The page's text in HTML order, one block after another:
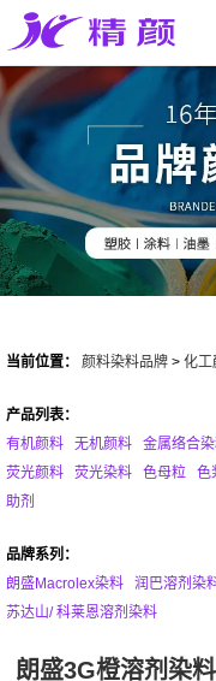
当前位置： 颜料染料品牌 > 化工
产品列表：
有机颜料
无机颜料 金属络合
荧光颜料
荧光染料 色母粒 色
助剂
品牌系列：
朗盛Macrolex染料
润巴溶剂染
苏达山/ 科莱恩溶剂染料
朗盛3G橙溶剂染